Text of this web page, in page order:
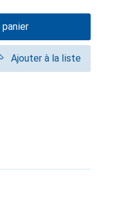
panier
Ajouter à la liste